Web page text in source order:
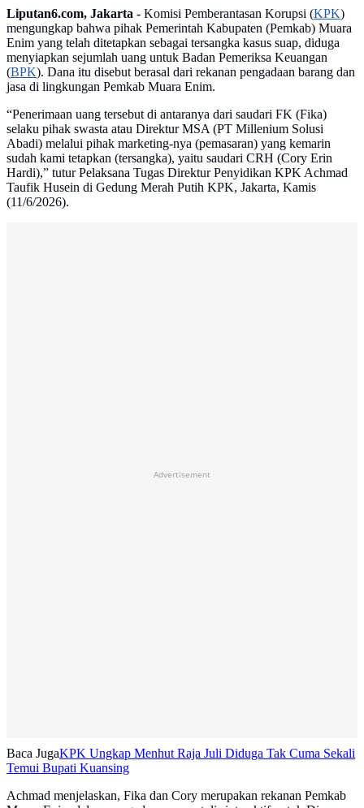
Liputan6.com, Jakarta - Komisi Pemberantasan Korupsi (KPK)
mengungkap bahwa pihak Pemerintah Kabupaten (Pemkab) Muara
Enim yang telah ditetapkan sebagai tersangka kasus suap, diduga
menyiapkan sejumlah uang untuk Badan Pemeriksa Keuangan
(BPK). Dana itu disebut berasal dari rekanan pengadaan barang dan
jasa di lingkungan Pemkab Muara Enim.
“Penerimaan uang tersebut di antaranya dari saudari FK (Fika)
selaku pihak swasta atau Direktur MSA (PT Millenium Solusi
Abadi) melalui pihak marketing-nya (pemasaran) yang kemarin
sudah kami tetapkan (tersangka), yaitu saudari CRH (Cory Erin
Hardi),” tutur Pelaksana Tugas Direktur Penyidikan KPK Achmad
Taufik Husein di Gedung Merah Putih KPK, Jakarta, Kamis
(11/6/2026).
Advertisement
Baca JugaKPK Ungkap Menhut Raja Juli Diduga Tak Cuma Sekali
Temui Bupati Kuansing
Achmad menjelaskan, Fika dan Cory merupakan rekanan Pemkab